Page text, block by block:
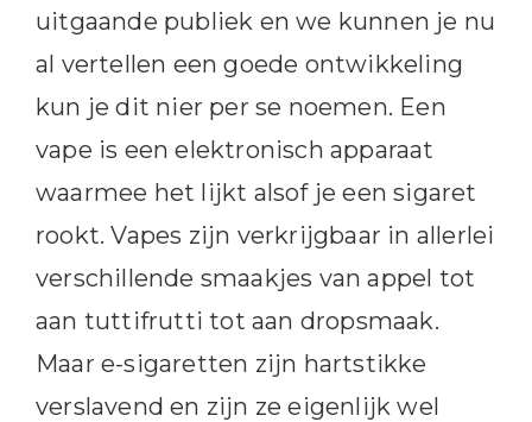
uitgaande publiek en we kunnen je nu
al vertellen een goede ontwikkeling
kun je dit nier per se noemen. Een
vape is een elektronisch apparaat
waarmee het lijkt alsof je een sigaret
rookt. Vapes zijn verkrijgbaar in allerlei
verschillende smaakjes van appel tot
aan tuttifrutti tot aan dropsmaak.
Maar e-sigaretten zijn hartstikke
verslavend en zijn ze eigenlijk wel